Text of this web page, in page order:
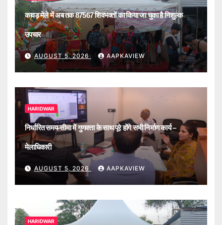
कावड़ मेले में अब तक 87567 शिवभक्तों का किया जा चुका है निशुल्क
उपचार
AUGUST 5, 2026 AAPKAVIEW
HARIDWAR
निर्धारित समय-सीमा में गुणवत्ता के साथ पूरे होंगे सभी निर्माण कार्य –
मेलाधिकारी
AUGUST 5, 2026 AAPKAVIEW
HARIDWAR